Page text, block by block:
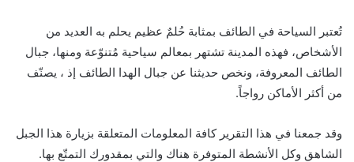
تُعتبر السياحة في الطائف بمثابة حُلمٌ عظيم يحلم به العديد من
الأشخاص، فهذه المدينة تشتهر بمعالم سياحية مُتنوّعة ومنها، جبال
الطائف المعروفة، ونخص حديثنا عن جبال الهدا الطائف إذ ، يصنّف
من أكثر الأماكن رواجاً.
وقد جمعنا في هذا التقرير كافة المعلومات المتعلقة بزيارة هذا الجبل
الشاهق وكل الأنشطة المتوفرة هناك والتي بمقدورك التمتّع بها.